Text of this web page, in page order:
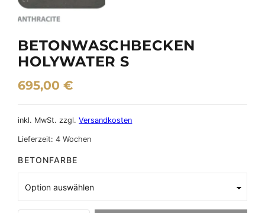
BETONWASCHBECKEN
HOLYWATER S
695,00€
inkl. MwSt. zzgl.Versandkosten
Lieferzeit:4 Wochen
BETONFARBE